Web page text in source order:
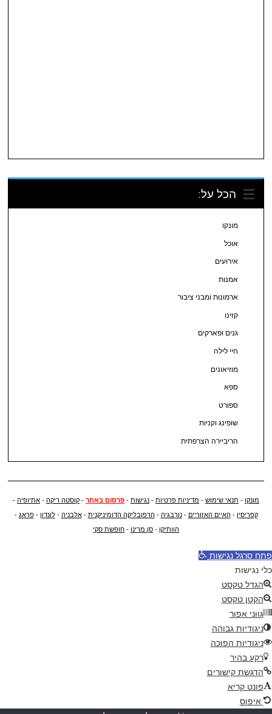
הכל על:
מונקו
אוכל
אירועים
אמנות
ארמונות ומבני ציבור
קזינו
גנים ופארקים
חיי לילה
מוזיאונים
ספא
ספורט
שופינג וקניות
הריביירה הצרפתית
מונקו - תנאי שימוש - מדיניות פרטיות - נגישות - פרסום באתר - קוסטה ריקה - אתיופיה -
קפריסין -האיים האזוריים -נורבגיה -הרפובליקה הדומיניקנית -אלבניה -לונדון -פראג -
הוותיקן - סן מרינו - חופשת סקי
פתח סרגל נגישות
כלי נגישות
הגדל טקסט
הקטן טקסט
גווני אפור
ניגודיות גבוהה
ניגודיות הפוכה
רקע בהיר
הדגשת קישורים
פונט קריא
איפוס